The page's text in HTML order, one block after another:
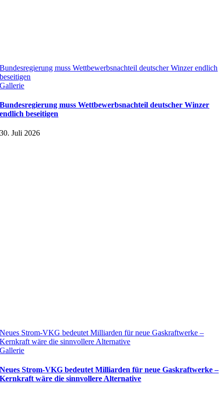
Bundesregierung muss Wettbewerbsnachteil deutscher Winzer endlich
beseitigen
Gallerie
Bundesregierung muss Wettbewerbsnachteil deutscher Winzer
endlich beseitigen
30. Juli 2026
Neues Strom-VKG bedeutet Milliarden für neue Gaskraftwerke –
Kernkraft wäre die sinnvollere Alternative
Gallerie
Neues Strom-VKG bedeutet Milliarden für neue Gaskraftwerke –
Kernkraft wäre die sinnvollere Alternative